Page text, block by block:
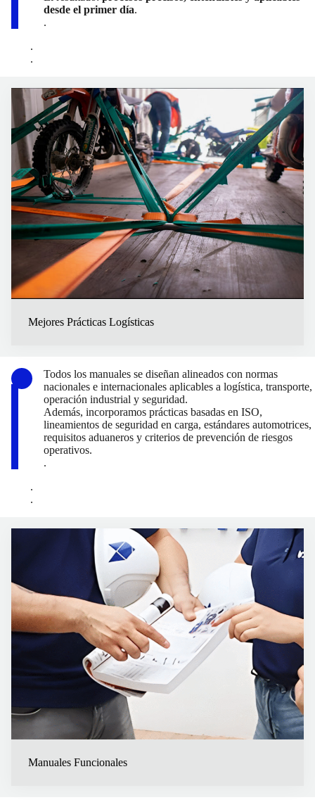
desde el primer día.
.
.
.
Mejores Prácticas Logísticas
Todos los manuales se diseñan alineados con normas
nacionales e internacionales aplicables a logística, transporte,
operación industrial y seguridad.
Además, incorporamos prácticas basadas en ISO,
lineamientos de seguridad en carga, estándares automotrices,
requisitos aduaneros y criterios de prevención de riesgos
operativos.
.
.
.
Manuales Funcionales